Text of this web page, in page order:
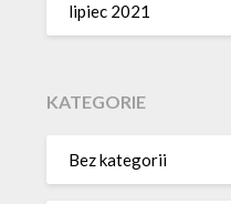
lipiec 2021
KATEGORIE
Bez kategorii